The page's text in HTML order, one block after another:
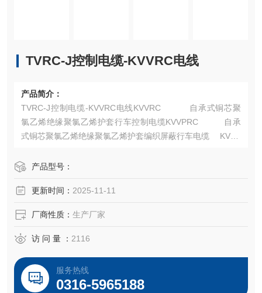
TVRC-J控制电缆-KVVRC电线
产品简介：
TVRC-J控制电缆-KVVRC电线KVVRC 自承式铜芯聚
氯乙烯绝缘聚氯乙烯护套行车控制电缆KVVPRC 自承
式铜芯聚氯乙烯绝缘聚氯乙烯护套编织屏蔽行车电缆 KVVP
蔽行车电缆KVVRPRC 自承式铜芯聚氯乙烯绝缘聚氯乙
缘聚氯乙烯护套软芯行车电缆KVV
产品型号：
更新时间： 2025-11-11
厂商性质： 生产厂家
访 问 量 ： 2116
服务热线
0316-5965188